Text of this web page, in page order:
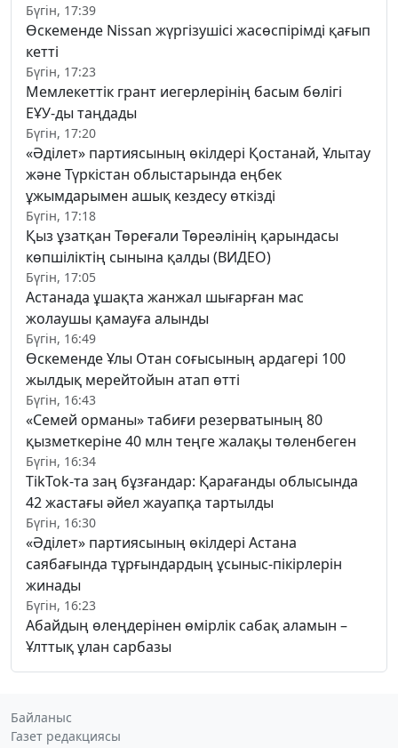
Бүгін, 17:39
Өскеменде Nissan жүргізушісі жасөспірімді қағып
кетті
Бүгін, 17:23
Мемлекеттік грант иегерлерінің басым бөлігі
ЕҰУ-ды таңдады
Бүгін, 17:20
«Әділет» партиясының өкілдері Қостанай, Ұлытау
және Түркістан облыстарында еңбек
ұжымдарымен ашық кездесу өткізді
Бүгін, 17:18
Қыз ұзатқан Төреғали Төреәлінің қарындасы
көпшіліктің сынына қалды (ВИДЕО)
Бүгін, 17:05
Астанада ұшақта жанжал шығарған мас
жолаушы қамауға алынды
Бүгін, 16:49
Өскеменде Ұлы Отан соғысының ардагері 100
жылдық мерейтойын атап өтті
Бүгін, 16:43
«Семей орманы» табиғи резерватының 80
қызметкеріне 40 млн теңге жалақы төленбеген
Бүгін, 16:34
TikTok-та заң бұзғандар: Қарағанды облысында
42 жастағы әйел жауапқа тартылды
Бүгін, 16:30
«Әділет» партиясының өкілдері Астана
саябағында тұрғындардың ұсыныс-пікірлерін
жинады
Бүгін, 16:23
Абайдың өлеңдерінен өмірлік сабақ аламын –
Ұлттық ұлан сарбазы
Байланыс
Газет редакциясы